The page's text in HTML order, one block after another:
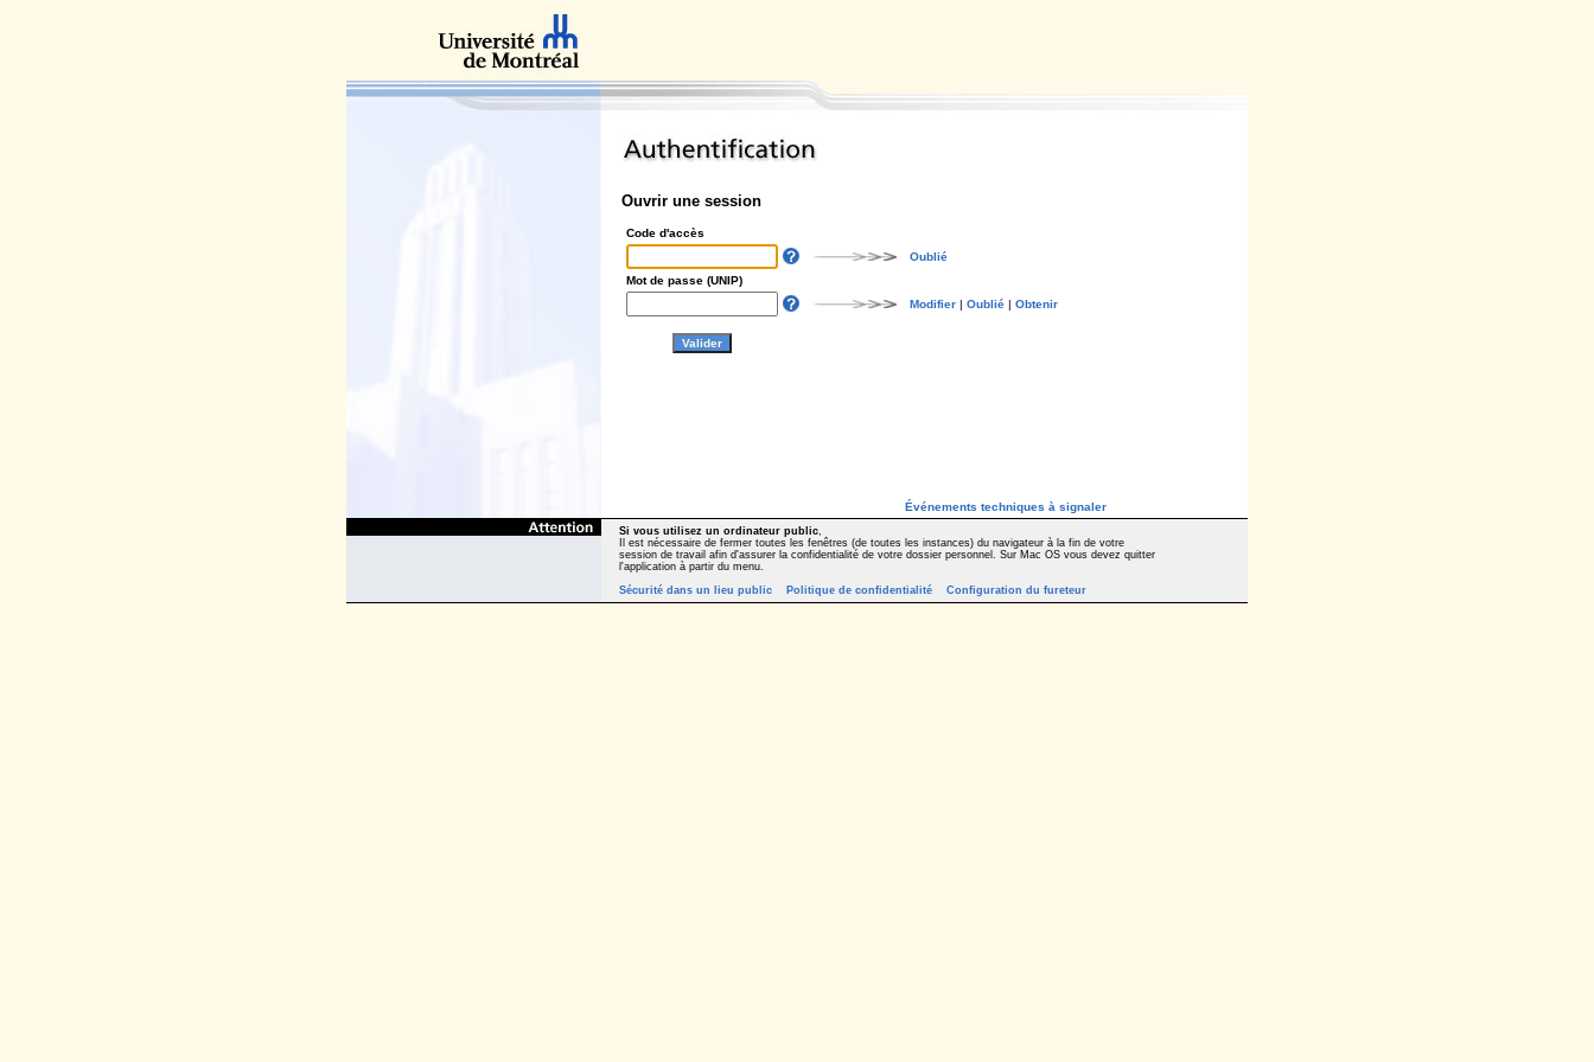
Ouvrir une session
Code d'accès
Oublié
Mot de passe (UNIP)
Modifier | Oublié | Obtenir
Événements techniques à signaler
Si vous utilisez un ordinateur public,
Il est nécessaire de fermer toutes les fenêtres (de toutes les instances) du navigateur à la fin de votre
session de travail afin d'assurer la confidentialité de votre dossier personnel. Sur Mac OS vous devez quitter
l'application à partir du menu.
Sécurité dans un lieu public
Politique de confidentialité Configuration du fureteur